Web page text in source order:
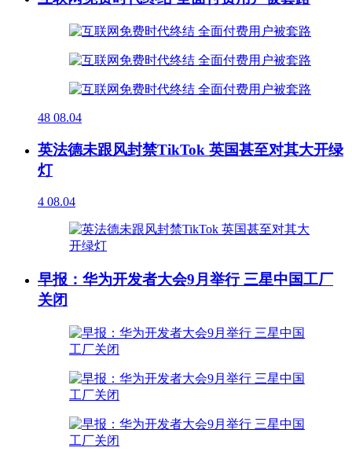
48 08.04
英法德未跟风封禁TikTok 英国甚至对其大开绿
灯
4 08.04
早报：华为开发者大会9月举行 三星中国工厂
关闭